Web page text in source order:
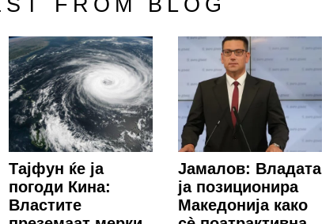
FROM BLOG
Тајфун ќе ја
погоди Кина:
Властите
Јамалов: Владата
ја позиционира
Македонија како